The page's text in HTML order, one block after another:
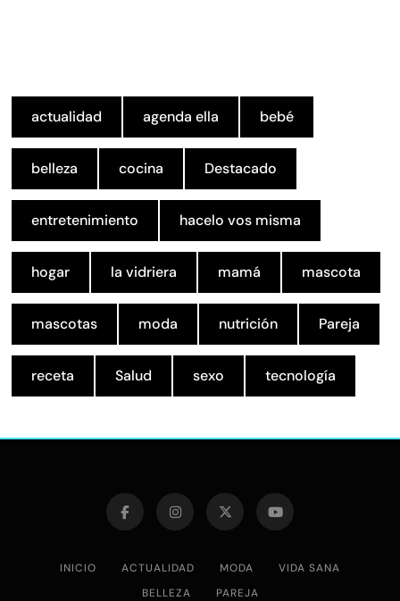
actualidad agenda ella bebé
belleza cocina Destacado
entretenimiento hacelo vos misma
hogar la vidriera mamá mascota
mascotas moda nutrición Pareja
receta Salud sexo tecnología
INICIO ACTUALIDAD MODA
VIDA SANA
BELLEZA
PAREJA